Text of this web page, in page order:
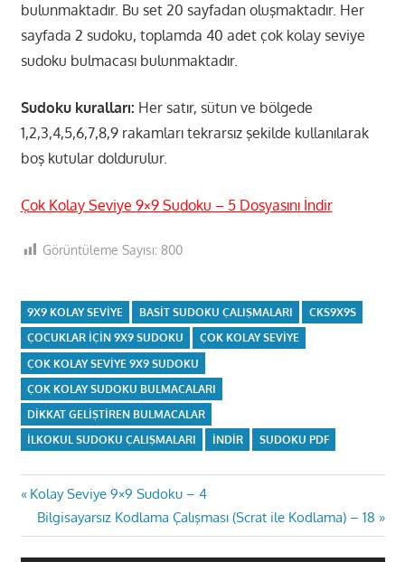
bulunmaktadır. Bu set 20 sayfadan oluşmaktadır. Her
sayfada 2 sudoku, toplamda 40 adet çok kolay seviye
sudoku bulmacası bulunmaktadır.
Sudoku kuralları: Her satır, sütun ve bölgede
1,2,3,4,5,6,7,8,9 rakamları tekrarsız şekilde kullanılarak
boş kutular doldurulur.
Çok Kolay Seviye 9×9 Sudoku – 5 Dosyasını İndir
Görüntüleme Sayısı: 800
9X9 KOLAY SEVIYE BASIT SUDOKU ÇALIŞMALARI
CKS9X9S
ÇOCUKLAR IÇIN 9X9 SUDOKU
ÇOK KOLAY SEVIYE
ÇOK KOLAY SEVIYE 9X9 SUDOKU
ÇOK KOLAY SUDOKU BULMACALARI
DIKKAT GELIŞTIREN BULMACALAR
ILKOKUL SUDOKU ÇALIŞMALARI
INDIR SUDOKU PDF
Yazı
gezinmesi
Previous
Post:
Kolay Seviye 9×9 Sudoku – 4
Next
Post:
Bilgisayarsız Kodlama Çalışması (Scrat ile Kodlama) – 18